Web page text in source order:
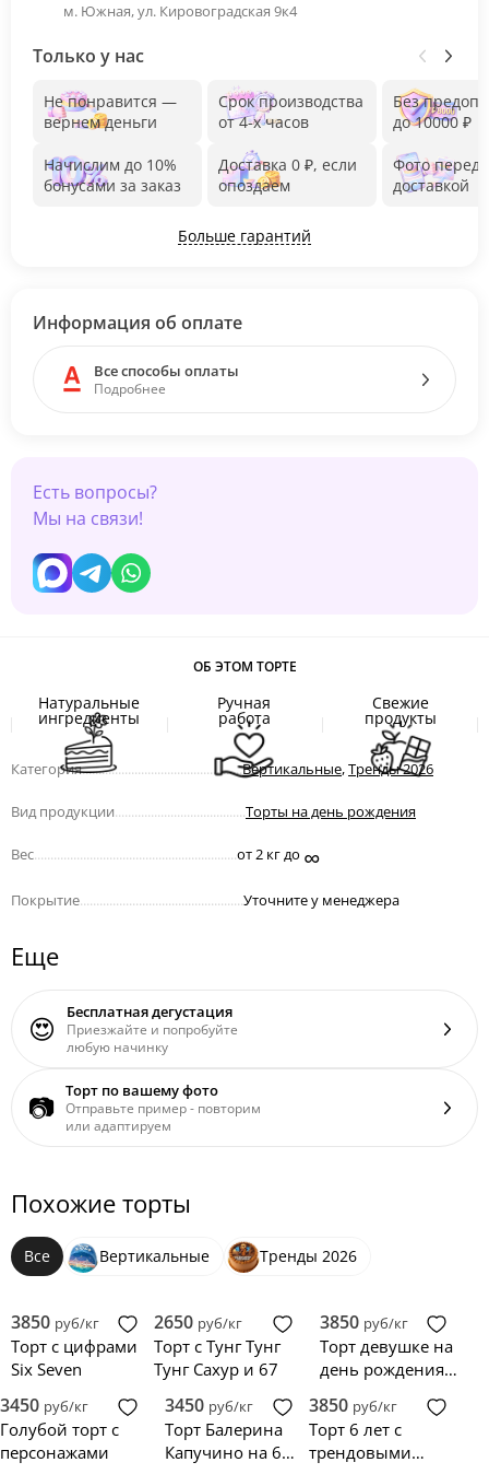
м. Южная, ул. Кировоградская 9к4
Только у нас
Не понравится —
вернем деньги
Начислим до 10%
бонусами за заказ
Срок производства
от 4-х часов
Доставка 0 ₽, если
опоздаем
Без
до 10000 ₽
Фото перед
доставкой
Больше гарантий
Информация об оплате
Все способы оплаты
Подробнее
Есть вопросы?
Мы на связи!
ОБ ЭТОМ ТОРТЕ
Натуральные
ингредиенты
Ручная
работа
Свежие
продукты
Категория.................................................Вертикальные,Тренды 2026
Вид продукции Торты на день рождения
Вес от 2 кг до ∞
Покрытие Уточните у менеджера
Еще
😍 Бесплатная дегустация
Приезжайте и попробуйте
любую начинку
📷 Торт по вашему фото
Отправьте пример - повторим
или адаптируем
Похожие торты
Все Вертикальные Тренды 2026
3850 руб/кг
Торт с цифрами
Six Seven
2650 руб/кг
Торт с Тунг Тунг
Тунг Сахур и 67
3850 руб/кг
Торт девушке на
день рождения
надписью
«Самой лучшей»
3450 руб/кг
Голубой торт с
персонажами
3450 руб/кг
Торт Балерина
Капучино на 6
3850 руб/кг
Торт 6 лет с
трендовыми